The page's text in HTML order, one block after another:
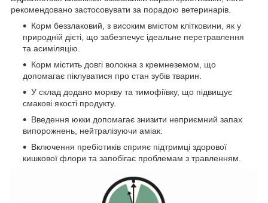
рекомендовано застосовувати за порадою ветеринарів.
Корм беззлаковий, з високим вмістом клітковини, як у
природній дієті, що забезпечує ідеальне перетравлення
та асиміляцію.
Корм містить довгі волокна з кремнеземом, що
допомагає піклуватися про стан зубів тварин.
У склад додано моркву та тимофіївку, що підвищує
смакові якості продукту.
Введення юкки допомагає знизити неприємний запах
випорожнень, нейтралізуючи аміак.
Включення пребіотиків сприяє підтримці здорової
кишкової флори та запобігає проблемам з травленням.